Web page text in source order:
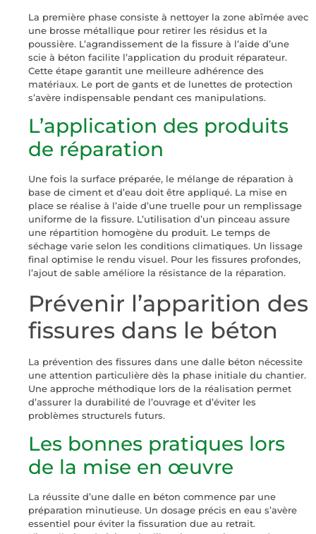
La première phase consiste à nettoyer la zone abîmée avec
une brosse métallique pour retirer les résidus et la
poussière. L’agrandissement de la fissure à l’aide d’une
scie à béton facilite l’application du produit réparateur.
Cette étape garantit une meilleure adhérence des
matériaux. Le port de gants et de lunettes de protection
s’avère indispensable pendant ces manipulations.
L’application des produits
de réparation
Une fois la surface préparée, le mélange de réparation à
base de ciment et d’eau doit être appliqué. La mise en
place se réalise à l’aide d’une truelle pour un remplissage
uniforme de la fissure. L’utilisation d’un pinceau assure
une répartition homogène du produit. Le temps de
séchage varie selon les conditions climatiques. Un lissage
final optimise le rendu visuel. Pour les fissures profondes,
l’ajout de sable améliore la résistance de la réparation.
Prévenir l’apparition des
fissures dans le béton
La prévention des fissures dans une dalle béton nécessite
une attention particulière dès la phase initiale du chantier.
Une approche méthodique lors de la réalisation permet
d’assurer la durabilité de l’ouvrage et d’éviter les
problèmes structurels futurs.
Les bonnes pratiques lors
de la mise en œuvre
La réussite d’une dalle en béton commence par une
préparation minutieuse. Un dosage précis en eau s’avère
essentiel pour éviter la fissuration due au retrait.